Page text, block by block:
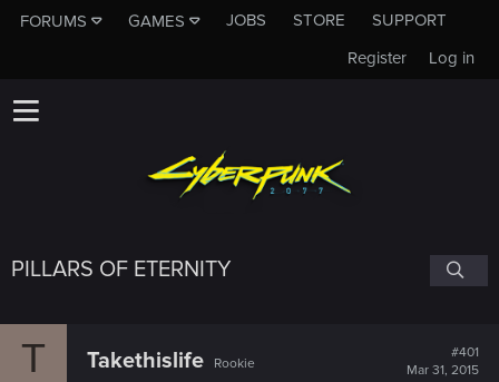
FORUMS GAMES JOBS STORE
SUPPORT
Log in
Register
PILLARS OF ETERNITY
T Takethislife Rookie
#401
Mar 31, 2015